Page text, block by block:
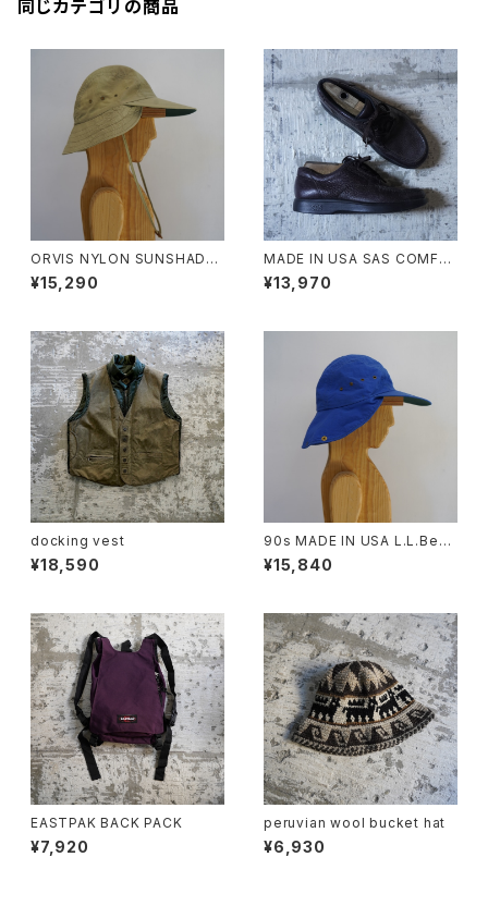
同じカテゴリの商品
ORVIS NYLON SUNSHADE
CAP
¥15,290
MADE IN USA SAS COMFO
RT MOCCASIN SHOES
¥13,970
docking vest
¥18,590
90s MADE IN USA L.L.Bean
Longbill Sunshade Cap
¥15,840
EASTPAK BACK PACK
¥7,920
peruvian wool bucket hat
¥6,930